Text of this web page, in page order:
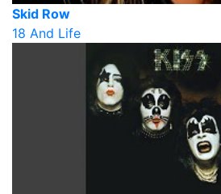
Skid Row
18 And Life